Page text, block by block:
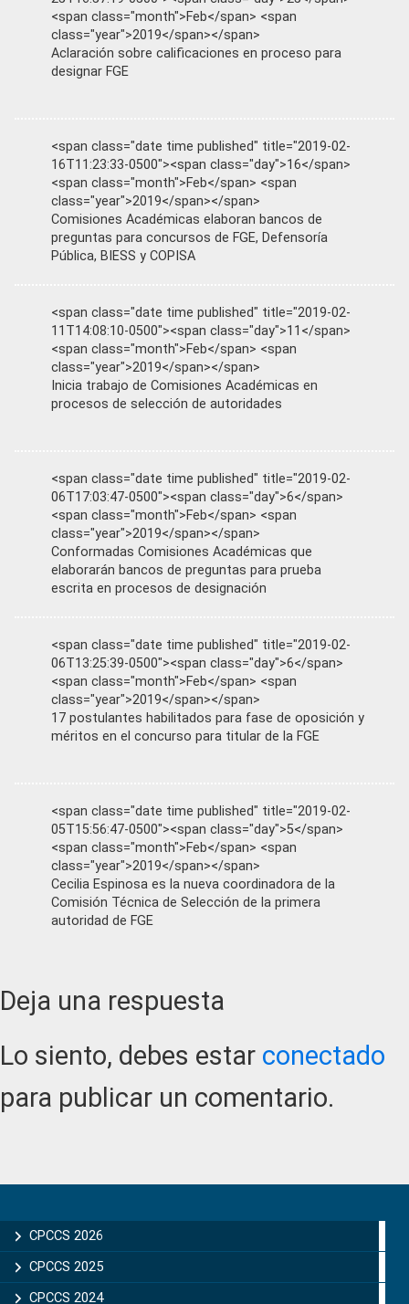
<span class="month">Feb</span> <span
class="year">2019</span></span>
Aclaración sobre calificaciones en proceso para
designar FGE
<span class="date time published" title="2019-02-
16T11:23:33-0500"><span class="day">16</span>
<span class="month">Feb</span> <span
class="year">2019</span></span>
Comisiones Académicas elaboran bancos de
preguntas para concursos de FGE, Defensoría
Pública, BIESS y COPISA
<span class="date time published" title="2019-02-
11T14:08:10-0500"><span class="day">11</span>
<span class="month">Feb</span> <span
class="year">2019</span></span>
Inicia trabajo de Comisiones Académicas en
procesos de selección de autoridades
<span class="date time published" title="2019-02-
06T17:03:47-0500"><span class="day">6</span>
<span class="month">Feb</span> <span
class="year">2019</span></span>
Conformadas Comisiones Académicas que
elaborarán bancos de preguntas para prueba
escrita en procesos de designación
<span class="date time published" title="2019-02-
06T13:25:39-0500"><span class="day">6</span>
<span class="month">Feb</span> <span
class="year">2019</span></span>
17 postulantes habilitados para fase de oposición y
méritos en el concurso para titular de la FGE
<span class="date time published" title="2019-02-
05T15:56:47-0500"><span class="day">5</span>
<span class="month">Feb</span> <span
class="year">2019</span></span>
Cecilia Espinosa es la nueva coordinadora de la
Comisión Técnica de Selección de la primera
autoridad de FGE
Reader
Interactions
Deja una respuesta
Lo siento, debes estar conectado
para publicar un comentario.
Sidebar
CPCCS 2026
CPCCS 2025
CPCCS 2024